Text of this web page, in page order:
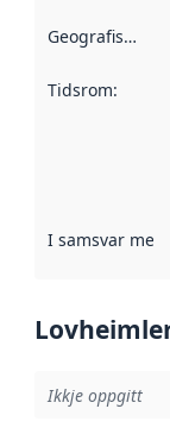
Geografisk område
Tidsrom:
I samsvar med
Ikkje oppgitt